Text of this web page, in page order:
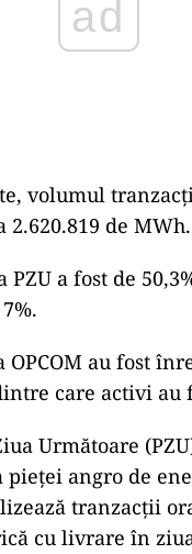
volumul
2.620.819 de MWh.
PZU a fost de
OPCOM au fost
care activi au
Următoare
pieţei angro de
tranzacţii
cu livrare în